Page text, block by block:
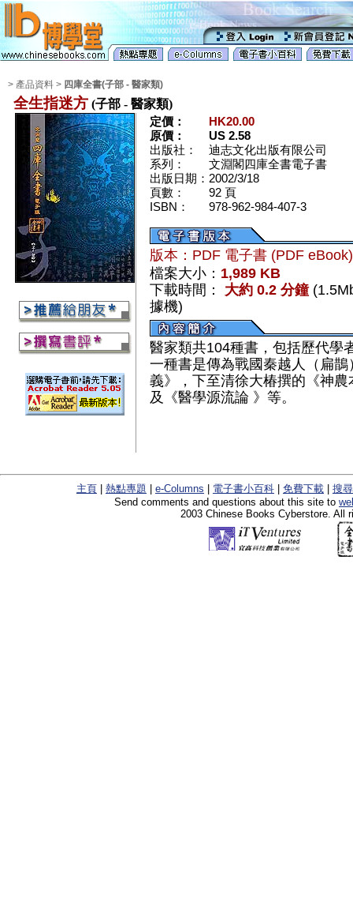
> 產品資料 > 四庫全書(子部 - 醫家類)
全生指迷方 (子部 - 醫家類)
定價：
HK20.00
原價：
US 2.58
出版社：
迪志文化出版有限公司
系列：
文淵閣四庫全書電子書
出版日期： 2002/3/18
頁數：
92 頁
ISBN：
978-962-984-407-3
版本：PDF 電子書 (PDF
檔案大小： 1,989 KB
下載時間：
大約 0.2 分鐘
據機)
醫家類共104種書，包括歷代學
一種書是傳為戰國秦越人（扁
義》，下至清徐大椿撰的《神
及《醫學源流論 》等。
主頁 熱點專題 e-Columns 電子書小百科 免費下載
搜
Send comments and questions about this site to
2003 Chinese Books Cyberstore. All